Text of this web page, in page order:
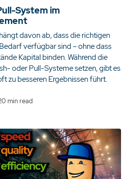
System im
davon ab, dass die richtigen
verfügbar sind – ohne dass
Kapital binden. Während die
oder Pull-Systeme setzen, gibt es
zu besseren Ergebnissen führt.
min read